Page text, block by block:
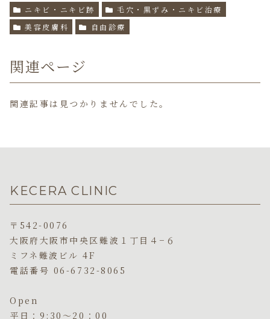
ニキビ・ニキビ跡
毛穴・黒ずみ・ニキビ治療
美容皮膚科
自由診療
関連ページ
関連記事は見つかりませんでした。
KECERA CLINIC
〒542-0076
大阪府大阪市中央区難波１丁目４−６
ミフネ難波ビル 4F
電話番号 06-6732-8065
Open
平日：9:30〜20：00